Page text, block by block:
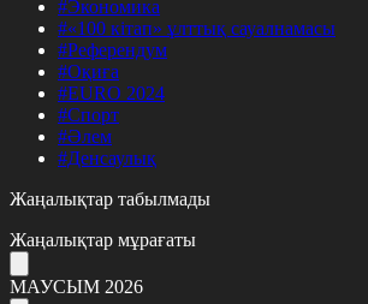
#Экономика
#«100 кітап» ұлттық сауалнамасы
#Референдум
#Оқиға
#EURO 2024
#Спорт
#Әлем
#Денсаулық
Жаңалықтар табылмады
Жаңалықтар мұрағаты
МАУСЫМ 2026